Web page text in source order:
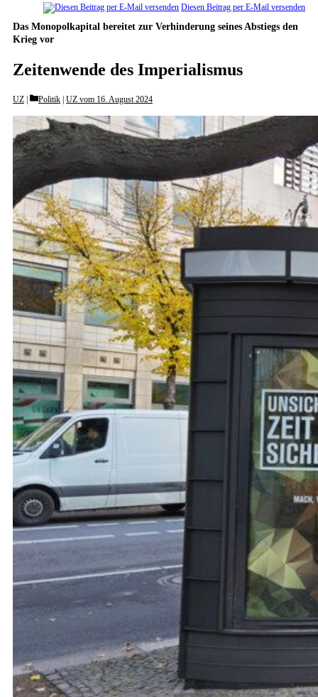
Diesen Beitrag per E-Mail versenden
Das Monopolkapital bereitet zur Verhinderung seines Abstiegs den
Krieg vor
Zeitenwende des Imperialismus
UZ Categories
Politik UZ vom 16. August 2024